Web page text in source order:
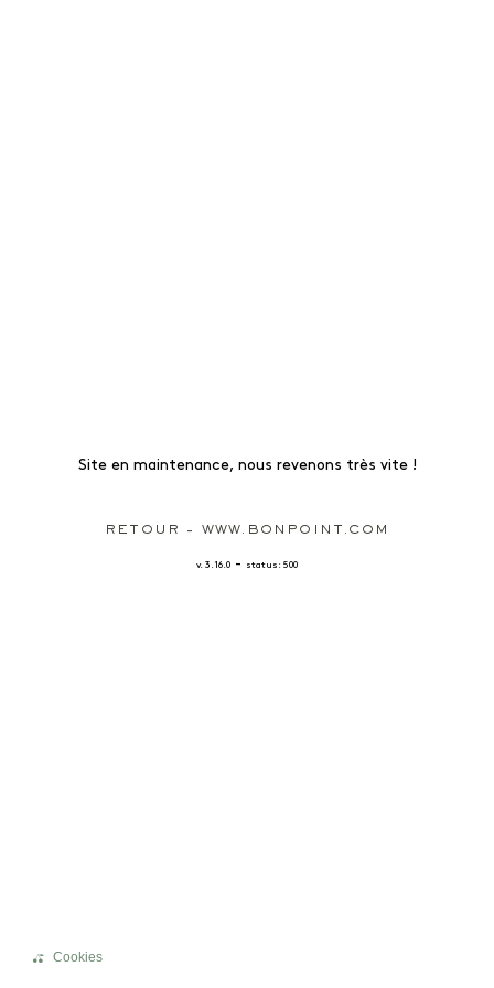
Site en maintenance, nous revenons très vite !
RETOUR - WWW.BONPOINT.COM
v. 3.16.0 - status: 500